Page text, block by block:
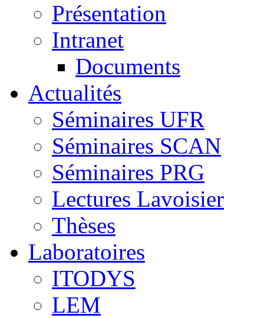
Présentation
Intranet
Documents
Actualités
Séminaires UFR
Séminaires SCAN
Séminaires PRG
Lectures Lavoisier
Thèses
Laboratoires
ITODYS
LEM